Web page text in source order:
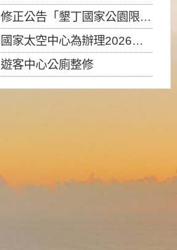
修正公告「墾丁國家公園限制水域遊憩活動之種類、範圍、時間及行為」，自即日生效。
國家太空中心為辦理2026台灣盃火箭競賽，陸、海、空域警戒及協調相關事宜，因颱風備案事宜
遊客中心公廁整修